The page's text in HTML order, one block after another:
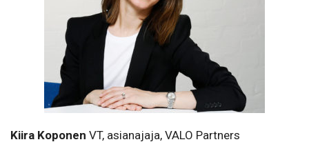
Kiira Koponen VT, asianajaja, VALO Partners